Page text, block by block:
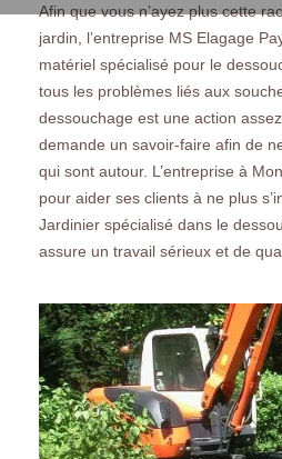
Afin que vous n’ayez plus cette
jardin, l’entreprise MS Elagage
matériel spécialisé pour le
tous les problèmes liés aux
dessouchage est une action
demande un savoir-faire afin de
qui sont autour. L’entreprise à
pour aider ses clients à ne plus
Jardinier spécialisé dans le
assure un travail sérieux et de